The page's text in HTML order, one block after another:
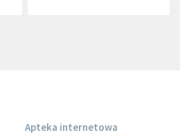
Apteka internetowa